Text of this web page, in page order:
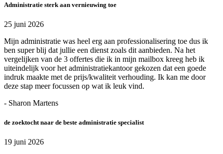
Administratie sterk aan vernieuwing toe
25 juni 2026
Mijn administratie was heel erg aan professionalisering toe dus ik
ben super blij dat jullie een dienst zoals dit aanbieden. Na het
vergelijken van de 3 offertes die ik in mijn mailbox kreeg heb ik
uiteindelijk voor het administratiekantoor gekozen dat een goede
indruk maakte met de prijs/kwaliteit verhouding. Ik kan me door
deze stap meer focussen op wat ik leuk vind.
- Sharon Martens
de zoektocht naar de beste administratie specialist
19 juni 2026